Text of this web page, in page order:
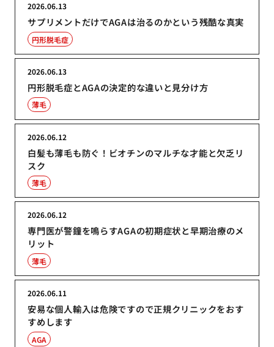
サプリメントだけでAGAは治るのかという残酷な真実
2026.06.13
円形脱毛症
円形脱毛症とAGAの決定的な違いと見分け方
2026.06.13
薄毛
白髪も薄毛も防ぐ！ビオチンのマルチな才能と欠乏リ
スク
2026.06.12
薄毛
専門医が警鐘を鳴らすAGAの初期症状と早期治療のメ
リット
2026.06.12
薄毛
安易な個人輸入は危険ですので正規クリニックをおす
すめします
2026.06.11
AGA